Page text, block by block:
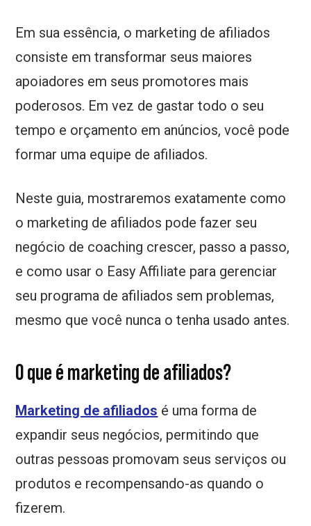
Em sua essência, o marketing de afiliados
consiste em transformar seus maiores
apoiadores em seus promotores mais
poderosos. Em vez de gastar todo o seu
tempo e orçamento em anúncios, você pode
formar uma equipe de afiliados.
Neste guia, mostraremos exatamente como
o marketing de afiliados pode fazer seu
negócio de coaching crescer, passo a passo,
e como usar o Easy Affiliate para gerenciar
seu programa de afiliados sem problemas,
mesmo que você nunca o tenha usado antes.
O que é marketing de afiliados?
Marketing de afiliados é uma forma de
expandir seus negócios, permitindo que
outras pessoas promovam seus serviços ou
produtos e recompensando-as quando o
fizerem.